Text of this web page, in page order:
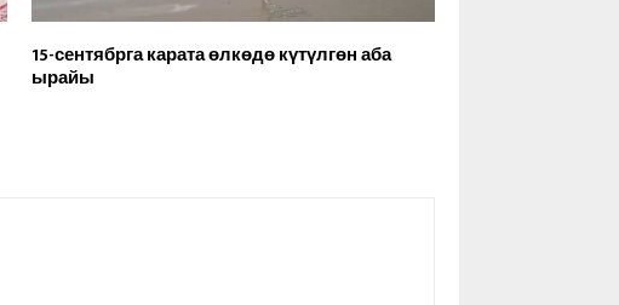
15-сентябрга карата өлкөдө күтүлгөн аба
ырайы